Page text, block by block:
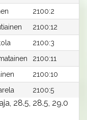
2100:2
2100:12
2100:3
2100:11
2100:10
2100:5
28.5, 28.5, 29.0